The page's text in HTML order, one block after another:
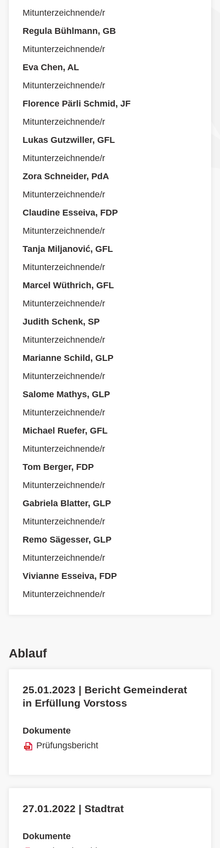
Mitunterzeichnende/r
Regula Bühlmann, GB
Mitunterzeichnende/r
Eva Chen, AL
Mitunterzeichnende/r
Florence Pärli Schmid, JF
Mitunterzeichnende/r
Lukas Gutzwiller, GFL
Mitunterzeichnende/r
Zora Schneider, PdA
Mitunterzeichnende/r
Claudine Esseiva, FDP
Mitunterzeichnende/r
Tanja Miljanović, GFL
Mitunterzeichnende/r
Marcel Wüthrich, GFL
Mitunterzeichnende/r
Judith Schenk, SP
Mitunterzeichnende/r
Marianne Schild, GLP
Mitunterzeichnende/r
Salome Mathys, GLP
Mitunterzeichnende/r
Michael Ruefer, GFL
Mitunterzeichnende/r
Tom Berger, FDP
Mitunterzeichnende/r
Gabriela Blatter, GLP
Mitunterzeichnende/r
Remo Sägesser, GLP
Mitunterzeichnende/r
Vivianne Esseiva, FDP
Mitunterzeichnende/r
Ablauf
25.01.2023 | Bericht Gemeinderat
in Erfüllung Vorstoss
Dokumente
Prüfungsbericht
27.01.2022 | Stadtrat
Dokumente